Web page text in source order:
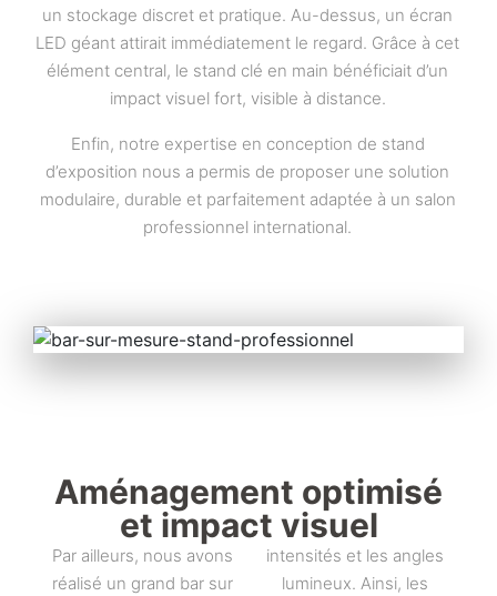
un stockage discret et pratique. Au-dessus, un écran
LED géant attirait immédiatement le regard. Grâce à cet
élément central, le stand clé en main bénéficiait d’un
impact visuel fort, visible à distance.
Enfin, notre expertise en conception de stand
d’exposition nous a permis de proposer une solution
modulaire, durable et parfaitement adaptée à un salon
professionnel international.
Aménagement optimisé
et impact visuel
Par ailleurs, nous avons
réalisé un grand bar sur
intensités et les angles
lumineux. Ainsi, les